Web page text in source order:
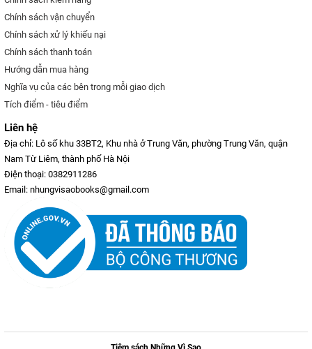
Chính sách vận chuyển
Chính sách xử lý khiếu nại
Chính sách thanh toán
Hướng dẫn mua hàng
Nghĩa vụ của các bên trong mỗi giao dịch
Tích điểm - tiêu điểm
Liên hệ
Địa chỉ: Lô số khu 33BT2, Khu nhà ở Trung Văn, phường Trung Văn, quận
Nam Từ Liêm, thành phố Hà Nội
Điện thoại: 0382911286
Email: nhungvisaobooks@gmail.com